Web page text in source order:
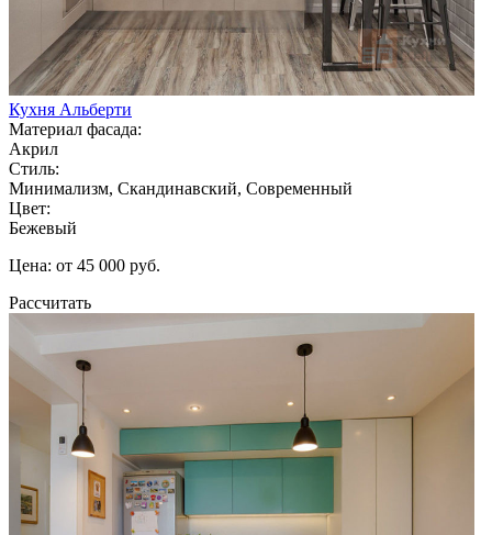
Кухня Альберти
Материал фасада:
Акрил
Стиль:
Минимализм, Скандинавский, Современный
Цвет:
Бежевый
Цена: от 45 000 руб.
Рассчитать